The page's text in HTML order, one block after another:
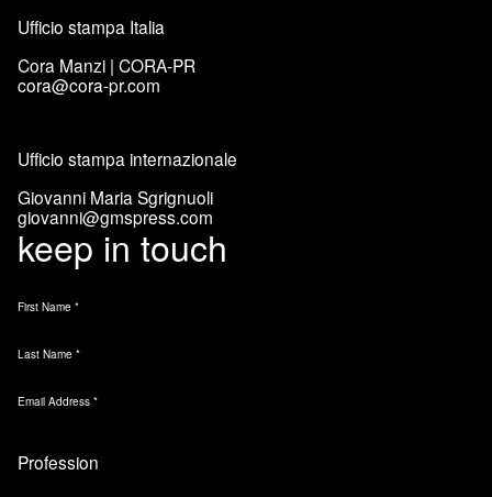
Ufficio stampa Italia
Cora Manzi | CORA-PR
cora@cora-pr.com
Ufficio stampa internazionale
Giovanni Maria Sgrignuoli
giovanni@gmspress.com
keep in touch
First Name *
Last Name *
Email Address *